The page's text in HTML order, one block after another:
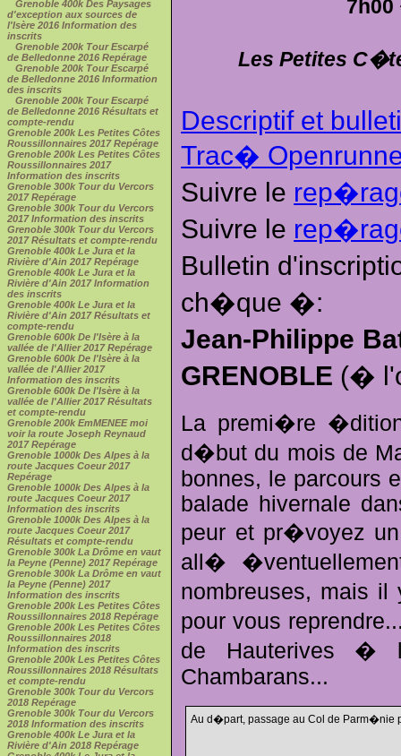
Grenoble 400k Des Paysages
d'exception aux sources de
l'Isère 2016 Information des
inscrits
Grenoble 200k Tour Escarpé
de Belledonne 2016 Repérage
Grenoble 200k Tour Escarpé
de Belledonne 2016 Information
des inscrits
Grenoble 200k Tour Escarpé
de Belledonne 2016 Résultats et
compte-rendu
Grenoble 200k Les Petites Côtes
Roussillonnaires 2017 Repérage
Grenoble 200k Les Petites Côtes
Roussillonnaires 2017
Information des inscrits
Grenoble 300k Tour du Vercors
2017 Repérage
Grenoble 300k Tour du Vercors
2017 Information des inscrits
Grenoble 300k Tour du Vercors
2017 Résultats et compte-rendu
Grenoble 400k Le Jura et la
Rivière d'Ain 2017 Repérage
Grenoble 400k Le Jura et la
Rivière d'Ain 2017 Information
des inscrits
Grenoble 400k Le Jura et la
Rivière d'Ain 2017 Résultats et
compte-rendu
Grenoble 600k De l'Isère à la
vallée de l'Allier 2017 Repérage
Grenoble 600k De l'Isère à la
vallée de l'Allier 2017
Information des inscrits
Grenoble 600k De l'Isère à la
vallée de l'Allier 2017 Résultats
et compte-rendu
Grenoble 200k EmMENEE moi
voir la route Joseph Reynaud
2017 Repérage
Grenoble 1000k Des Alpes à la
route Jacques Coeur 2017
Repérage
Grenoble 1000k Des Alpes à la
route Jacques Coeur 2017
Information des inscrits
Grenoble 1000k Des Alpes à la
route Jacques Coeur 2017
Résultats et compte-rendu
Grenoble 300k La Drôme en vaut
la Peyne (Penne) 2017 Repérage
Grenoble 300k La Drôme en vaut
la Peyne (Penne) 2017
Information des inscrits
Grenoble 200k Les Petites Côtes
Roussillonnaires 2018 Repérage
Grenoble 200k Les Petites Côtes
Roussillonnaires 2018
Information des inscrits
Grenoble 200k Les Petites Côtes
Roussillonnaires 2018 Résultats
et compte-rendu
Grenoble 300k Tour du Vercors
2018 Repérage
Grenoble 300k Tour du Vercors
2018 Information des inscrits
Grenoble 400k Le Jura et la
Rivière d'Ain 2018 Repérage
Les Petites
Descriptif et
Trac�
Suivre le
Suivre le
Bulletin
ch�que �:
Jean-Philippe
GRENOBLE (�
La premi�re
d�but du mois de
bonnes, le parcours
balade hivernale
peur et pr�voyez
all�
nombreuses, mais
pour vous
de Hauterives
Chambarans...
Au d�part, passage au Col de